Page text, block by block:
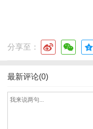
分享至：
最新评论(0)